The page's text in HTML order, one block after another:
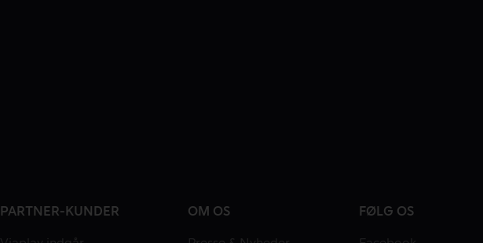
PARTNER-KUNDER OM OS FØLG OS